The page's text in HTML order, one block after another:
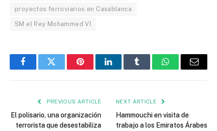
proyectos ferroviarios en Casablanca
SM el Rey Mohammed VI
FacebookTwitter PinterestLinkedInTumblr WhatsAppEmail
PREVIOUS ARTICLE
El polisario, una organización
terrorista que desestabiliza
NEXT ARTICLE
Hammouchi en visita de
trabajo a los Emiratos Árabes